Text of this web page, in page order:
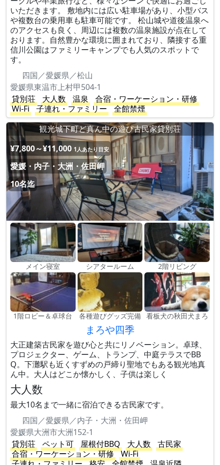
いただきます。 敷地内には広い駐車場があり、小型バス
や複数台の乗用車も駐車可能です。 松山城や道後温泉へ
のアクセスも良く、周辺には複数の温泉施設が点在して
おります。自然豊かな環境に囲まれており、隣接する重
信川公園はファミリーキャンプでも人気のスポットで
す。
四国／愛媛県／松山
愛媛県東温市上村甲504-1
貸別荘
大人数 温泉
合宿・ワーケーション・研修
Wi-Fi
子連れ・ファミリー
全館禁煙
観光城下町ど真ん中の遊び古民家貸別荘
¥7,800～¥11,000 1人あたり目安
愛媛・内子・大洲・佐田岬
10名迄
メイン寝室 シアタールーム 2階リビング
1階ロビー＆卓球台 各種遊びグッズ完備 看板犬の秋田犬まろ
まろや四季
大正建築古民家を遊び心と共にリノベーション。卓球、
プロジェクター、ゲーム、トランプ、中庭テラスでBB
Q。下灘駅も近くすずめの戸締り聖地でもある観光地真
ん中。大人はどこか懐かしく、子供は楽しく
大人数
最大10名まで一緒に宿泊できる古民家です。
四国／愛媛県／内子・大洲・佐田岬
愛媛県大洲市大洲152-1
貸別荘
ペット可 屋根付BBQ 大人数
古民家
合宿・ワーケーション・研修
Wi-Fi